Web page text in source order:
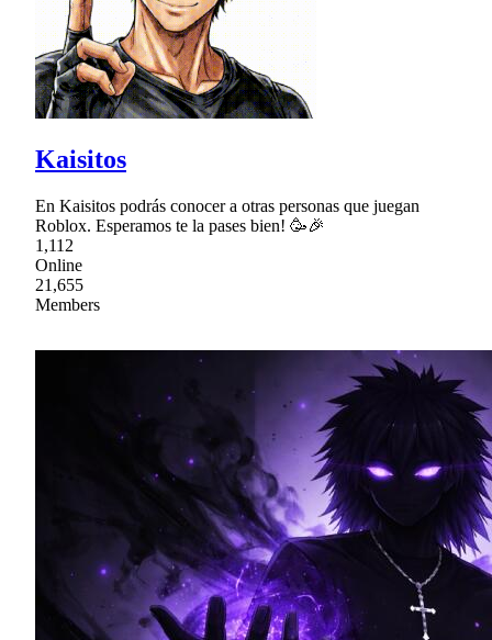
Kaisitos
En Kaisitos podrás conocer a otras personas que juegan
Roblox. Esperamos te la pases bien! 🥳🎉
1,112
Online
21,655
Members